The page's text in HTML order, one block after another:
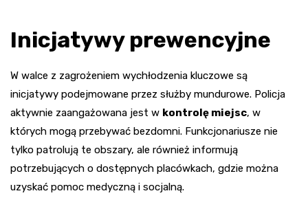
Inicjatywy prewencyjne
W walce z zagrożeniem wychłodzenia kluczowe są
inicjatywy podejmowane przez służby mundurowe. Policja
aktywnie zaangażowana jest w kontrolę miejsc, w
których mogą przebywać bezdomni. Funkcjonariusze nie
tylko patrolują te obszary, ale również informują
potrzebujących o dostępnych placówkach, gdzie można
uzyskać pomoc medyczną i socjalną.